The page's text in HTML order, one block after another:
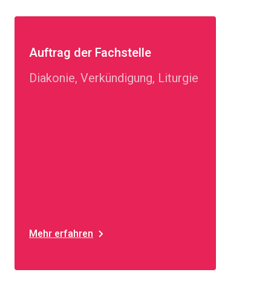
Auftrag der Fachstelle
Diakonie, Verkündigung, Liturgie
Mehr erfahren